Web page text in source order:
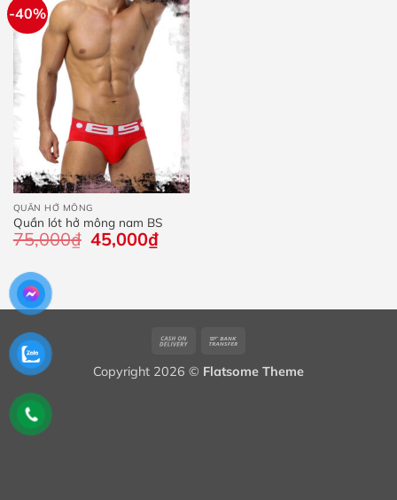
-40%
QUẦN HỞ MÔNG
Quần lót hở mông nam BS
75,000₫ Giá
gốc
45,000₫Giá
hiện
Cash
Delivery
Copyright 2026 © Flatsome Theme